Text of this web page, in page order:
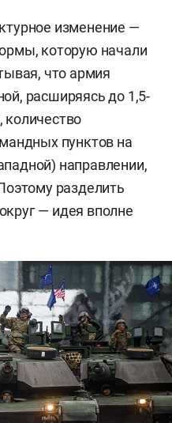
изменение —
которую начали
что армия
расширяясь до 1,5-
количество
пунктов на
направлении,
разделить
— идея вполне